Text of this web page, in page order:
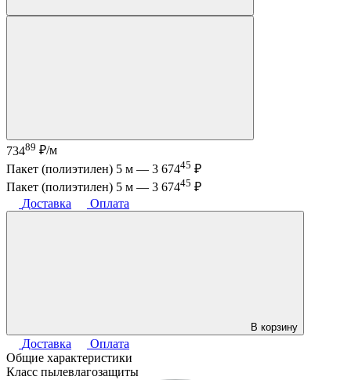
73489 ₽/м
Пакет (полиэтилен) 5 м — 3 67445 ₽
Пакет (полиэтилен) 5 м — 3 67445 ₽
Доставка
Оплата
В корзину
Доставка
Оплата
Общие характеристики
Класс пылевлагозащиты